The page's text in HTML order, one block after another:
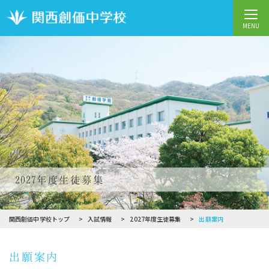
MENU
2027年度生徒募集
関西創価中学校トップ 入試情報 2027年度生徒募集 出願案内
出願案内